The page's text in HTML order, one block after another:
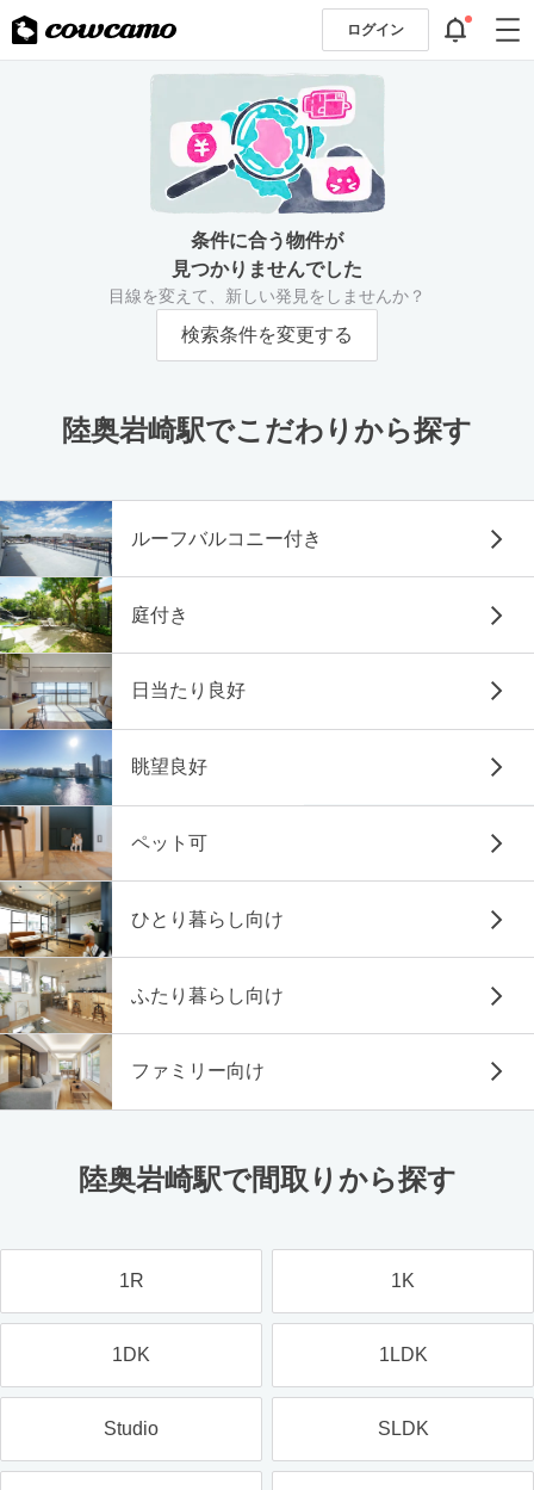
ログイン
条件に合う物件が
見つかりませんでした
目線を変えて、新しい発見をしませんか？
検索条件を変更する
陸奥岩崎駅でこだわりから探す
ルーフバルコニー付き
庭付き
日当たり良好
眺望良好
ペット可
ひとり暮らし向け
ふたり暮らし向け
ファミリー向け
陸奥岩崎駅で間取りから探す
1R 1K
1DK 1LDK
Studio SLDK